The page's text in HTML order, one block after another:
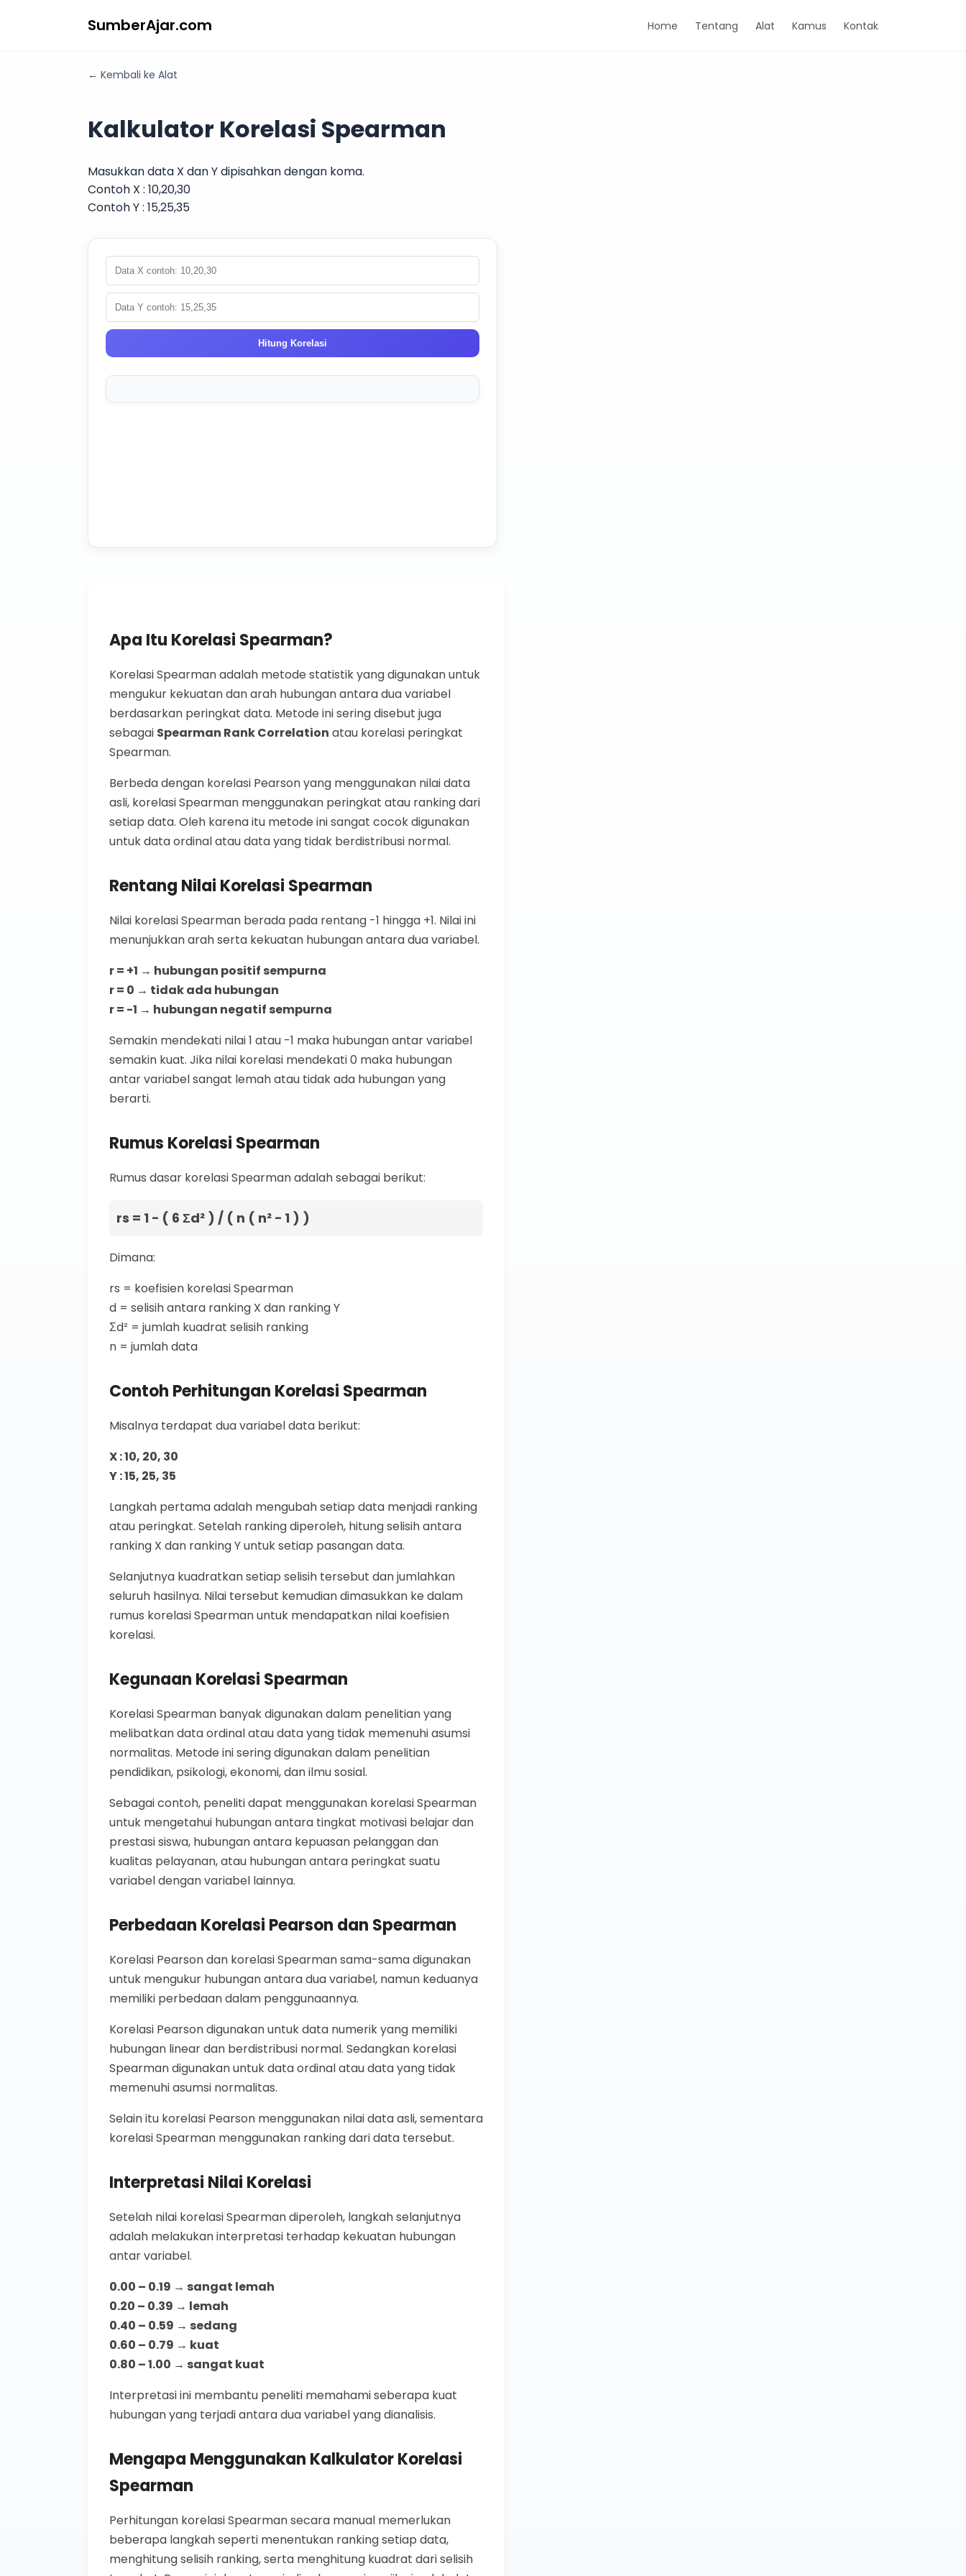
SumberAjar.com Home Tentang Alat Kamus Kontak
← Kembali ke Alat
Kalkulator Korelasi Spearman
Masukkan data X dan Y dipisahkan dengan koma.
Contoh X : 10,20,30
Contoh Y : 15,25,35
Hitung Korelasi
Apa Itu Korelasi Spearman?
Korelasi Spearman adalah metode statistik yang digunakan untuk
mengukur kekuatan dan arah hubungan antara dua variabel
berdasarkan peringkat data. Metode ini sering disebut juga
sebagai Spearman Rank Correlation atau korelasi peringkat
Spearman.
Berbeda dengan korelasi Pearson yang menggunakan nilai data
asli, korelasi Spearman menggunakan peringkat atau ranking dari
setiap data. Oleh karena itu metode ini sangat cocok digunakan
untuk data ordinal atau data yang tidak berdistribusi normal.
Rentang Nilai Korelasi Spearman
Nilai korelasi Spearman berada pada rentang -1 hingga +1. Nilai ini
menunjukkan arah serta kekuatan hubungan antara dua variabel.
r = +1 → hubungan positif sempurna
r = 0 → tidak ada hubungan
r = -1 → hubungan negatif sempurna
Semakin mendekati nilai 1 atau -1 maka hubungan antar variabel
semakin kuat. Jika nilai korelasi mendekati 0 maka hubungan
antar variabel sangat lemah atau tidak ada hubungan yang
berarti.
Rumus Korelasi Spearman
Rumus dasar korelasi Spearman adalah sebagai berikut:
rs = 1 − ( 6 Σd² ) / ( n ( n² − 1 ) )
Dimana:
rs = koefisien korelasi Spearman
d = selisih antara ranking X dan ranking Y
Σd² = jumlah kuadrat selisih ranking
n = jumlah data
Contoh Perhitungan Korelasi Spearman
Misalnya terdapat dua variabel data berikut:
X : 10, 20, 30
Y : 15, 25, 35
Langkah pertama adalah mengubah setiap data menjadi ranking
atau peringkat. Setelah ranking diperoleh, hitung selisih antara
ranking X dan ranking Y untuk setiap pasangan data.
Selanjutnya kuadratkan setiap selisih tersebut dan jumlahkan
seluruh hasilnya. Nilai tersebut kemudian dimasukkan ke dalam
rumus korelasi Spearman untuk mendapatkan nilai koefisien
korelasi.
Kegunaan Korelasi Spearman
Korelasi Spearman banyak digunakan dalam penelitian yang
melibatkan data ordinal atau data yang tidak memenuhi asumsi
normalitas. Metode ini sering digunakan dalam penelitian
pendidikan, psikologi, ekonomi, dan ilmu sosial.
Sebagai contoh, peneliti dapat menggunakan korelasi Spearman
untuk mengetahui hubungan antara tingkat motivasi belajar dan
prestasi siswa, hubungan antara kepuasan pelanggan dan
kualitas pelayanan, atau hubungan antara peringkat suatu
variabel dengan variabel lainnya.
Perbedaan Korelasi Pearson dan Spearman
Korelasi Pearson dan korelasi Spearman sama-sama digunakan
untuk mengukur hubungan antara dua variabel, namun keduanya
memiliki perbedaan dalam penggunaannya.
Korelasi Pearson digunakan untuk data numerik yang memiliki
hubungan linear dan berdistribusi normal. Sedangkan korelasi
Spearman digunakan untuk data ordinal atau data yang tidak
memenuhi asumsi normalitas.
Selain itu korelasi Pearson menggunakan nilai data asli, sementara
korelasi Spearman menggunakan ranking dari data tersebut.
Interpretasi Nilai Korelasi
Setelah nilai korelasi Spearman diperoleh, langkah selanjutnya
adalah melakukan interpretasi terhadap kekuatan hubungan
antar variabel.
0.00 – 0.19 → sangat lemah
0.20 – 0.39 → lemah
0.40 – 0.59 → sedang
0.60 – 0.79 → kuat
0.80 – 1.00 → sangat kuat
Interpretasi ini membantu peneliti memahami seberapa kuat
hubungan yang terjadi antara dua variabel yang dianalisis.
Mengapa Menggunakan Kalkulator Korelasi
Spearman
Perhitungan korelasi Spearman secara manual memerlukan
beberapa langkah seperti menentukan ranking setiap data,
menghitung selisih ranking, serta menghitung kuadrat dari selisih